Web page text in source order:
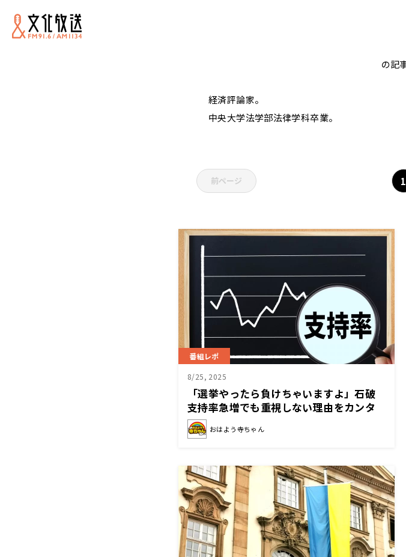
の記
経済評論家。
中央大学法学部法律学科卒業。
前ページ 1
番組レポ
8/25, 2025
「選挙やったら負けちゃいますよ」石破
支持率急増でも重視しない理由をカンタ
ン解説
おはよう寺ちゃん